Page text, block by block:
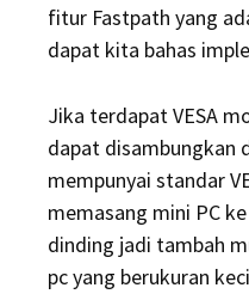
fitur Fastpath yang
dapat kita bahas
Jika terdapat VESA
dapat disambungkan
mempunyai standar
memasang mini PC
dinding jadi tambah
pc yang berukuran